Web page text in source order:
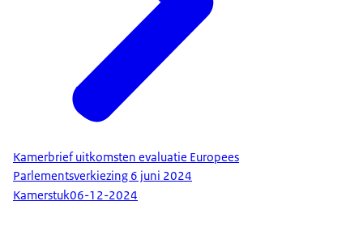
Kamerbrief uitkomsten evaluatie Europees
Parlementsverkiezing 6 juni 2024
Kamerstuk06-12-2024